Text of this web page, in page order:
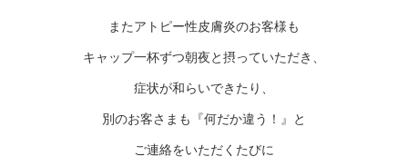
またアトピー性皮膚炎のお客様も
キャップ一杯ずつ朝夜と摂っていただき、
症状が和らいできたり、
別のお客さまも『何だか違う！』と
ご連絡をいただくたびに